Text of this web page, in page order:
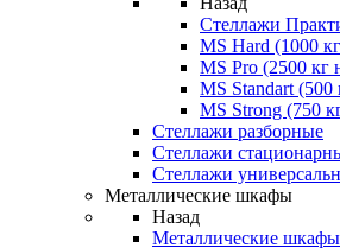
Стеллажи
MS Hard (1000
MS Pro (2500 кг
MS Standart
MS Strong (750
Стеллажи разборные
Стеллажи
Стеллажи
Металлические шкафы
Назад
Металлические шкафы